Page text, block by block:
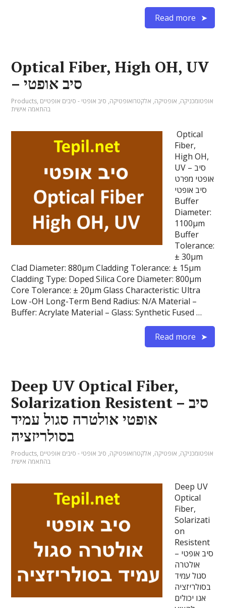
Read more
Optical Fiber, High OH, UV
– סיב אופטי
Products, אופטומכניקה, אופטיקה, אלקטרואופטיקה, סיב אופטי - סיבים אופטיים
בהתאמה אישית
Optical
Fiber,
High OH,
UV – סיב
אופטי מפרט
סיב אופטי
Buffer
Diameter:
1100µm
Buffer
Tolerance:
± 30µm
Clad Diameter: 880µm Cladding Tolerance: ± 15µm
Cladding Type: Doped Silica Core Diameter: 800µm
Core Tolerance: ± 20µm Glass Characteristic: Ultra
Low -OH Long-Term Bend Radius: N/A Material –
Buffer: Acrylate Material – Glass: Synthetic Fused …
Read more
Deep UV Optical Fiber,
Solarization Resistent – סיב
אופטי אולטרה סגול עמיד
בסולריזציה
Products, אופטומכניקה, אופטיקה, אלקטרואופטיקה, סיב אופטי - סיבים אופטיים
בהתאמה אישית
Deep UV
Optical
Fiber,
Solarizati
on
Resistent
– סיב אופטי
אולטרה
סגול עמיד
בסולריזציה
אנו יכולים